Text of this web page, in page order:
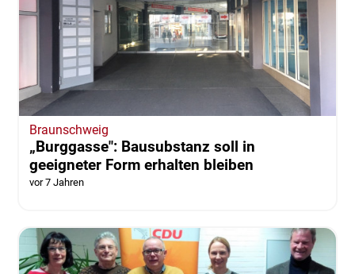
Braunschweig
„Burggasse": Bausubstanz soll in
geeigneter Form erhalten bleiben
vor 7 Jahren